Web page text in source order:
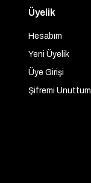
Üyelik
Hesabım
Yeni Üyelik
Üye Girişi
Şifremi Unuttum